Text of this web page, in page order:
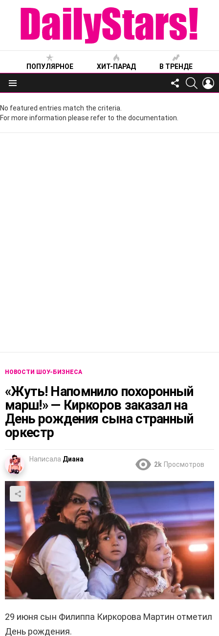
ПОПУЛЯРНОЕ ХИТ-ПАРАД В ТРЕНДЕ
Меню
FOLLOW
US
No featured entries match the criteria.
For more information please refer to the documentation.
НОВОСТИ ШОУ-БИЗНЕСА
«Жуть! Напомнило похоронный
марш!» — Киркоров заказал на
День рождения сына странный
оркестр
Написала Диана
2k Просмотров
29 июня сын Филиппа Киркорова Мартин отметил
День рождения.